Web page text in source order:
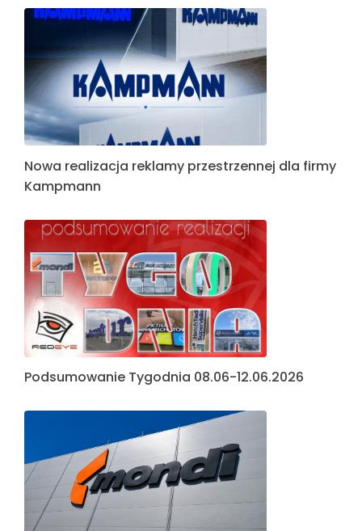
Nowa realizacja reklamy przestrzennej dla firmy
Kampmann
Podsumowanie Tygodnia 08.06-12.06.2026